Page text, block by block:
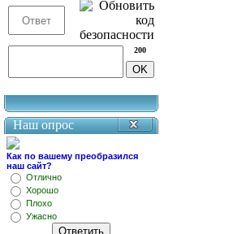
200
Наш опрос
Как по вашему преобразился
наш сайт?
Отлично
Хорошо
Плохо
Ужасно